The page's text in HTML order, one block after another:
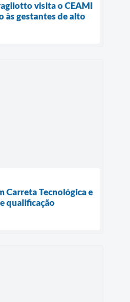
visita o CEAMI
às gestantes de alto
Carreta Tecnológica e
qualificação